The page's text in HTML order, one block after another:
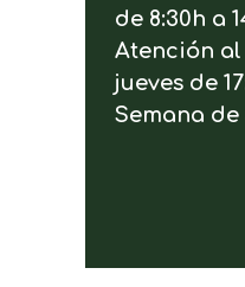
de 8:30h a
Atención
jueves de
Semana